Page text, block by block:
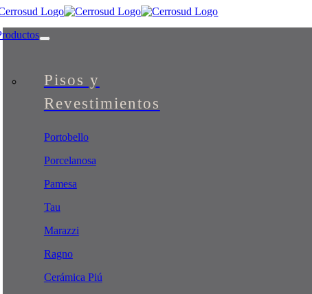
Skip
content
Pisos y
Revestimientos
Portobello
Porcelanosa
Pamesa
Tau
Marazzi
Ragno
Cerámica Piú